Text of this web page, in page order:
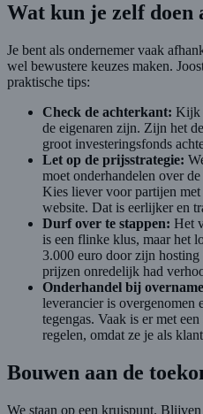
Wat kun je zelf doen
Je bent als ondernemer vaak
wel bewustere keuzes maken.
praktische tips:
Check de achterkant: Kijk
de eigenaren zijn. Zijn het
groot investeringsfonds
Let op de prijsstrategie:
moet onderhandelen over
Kies liever voor partijen met
website. Dat is eerlijker en
Durf over te stappen: Het
is een flinke klus, maar het
3.000 euro door zijn
prijzen onredelijk had
Onderhandel bij
leverancier is overgenomen
tegengas. Vaak is er met
regelen, omdat ze je als
Bouwen aan de
We staan op een kruispunt.